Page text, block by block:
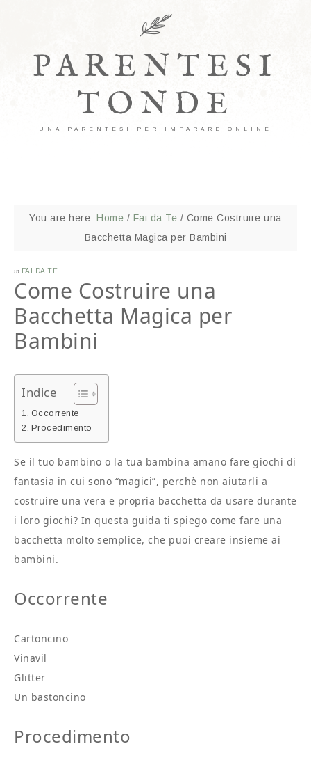
PARENTESI
TONDE
UNA PARENTESI PER IMPARARE ONLINE
You are here:Home / Fai da Te / Come Costruire una
Bacchetta Magica per Bambini
in FAI DA TE
Come Costruire una
Bacchetta Magica per
Bambini
Indice
Occorrente
Procedimento
Se il tuo bambino o la tua bambina amano fare giochi di
fantasia in cui sono “magici”, perchè non aiutarli a
costruire una vera e propria bacchetta da usare durante
i loro giochi? In questa guida ti spiego come fare una
bacchetta molto semplice, che puoi creare insieme ai
bambini.
Occorrente
Cartoncino
Vinavil
Glitter
Un bastoncino
Procedimento